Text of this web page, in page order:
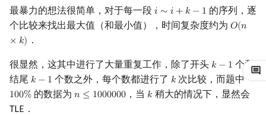
镜像站列表
致谢
Dev-C++
CLion
Geany
Special Judge
Testlib
Polygon
文件操作
Lambda 表达式
pb_ds
编译优化
Java 速成
Java 进阶
归并排序
堆排序
桶排序
前缀和 & 差分
二分
倍增
IDA*
回溯法
Dancing Links
状压 DP
数位 DP
插头 DP
Boyer–Moore 算法
Z 函数（扩展 KMP）
AC 自动机
置换和排列
弧度制与坐标系
复数
裴蜀定理 & 一次不定方程
费马小定理 & 欧拉定理
模逆元
多项式多点求值|快速插值
多项式初等函数
常系数齐次线性递推
贝尔数
伯努利数
Entringer Number
线性基
线性映射
特征多项式
AVL 树
红黑树
左偏红黑树
虚树
树分治
动态树分治
拓扑排序
最短路问题
生成树问题
扫描线
旋转卡壳
半平面交
有限状态自动机
计算理论基础
字节顺序
最暴力的想法很简单，对于每一段 𝑖 ∼ 𝑖 + 𝑘 − 1
i ∼i +k−1
的序列，逐
个比较来找出最大值（和最小值），时间复杂度约为 𝑂(𝑛
× 𝑘)
O(n×
．
很显然，这其中进行了大量重复工作，除了开头 𝑘 − 1
k−1
个和
结尾 𝑘 − 1
k−1 个数之外，每个数都进行了 𝑘
k 次比较，而题中
100%
100% 的数据为𝑛 ≤ 1000000
n ≤1000000 ，当 𝑘
k 稍大的情况下，显然会
TLE．